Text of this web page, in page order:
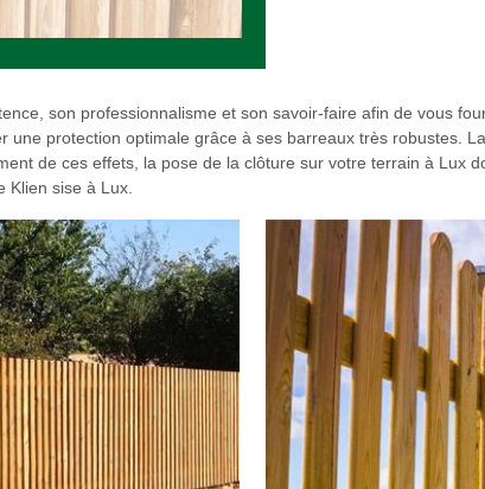
son professionnalisme et son savoir-faire afin de vous
protection optimale grâce à ses barreaux très robustes.
de ces effets, la pose de la clôture sur votre terrain à Lux
Klien sise à Lux.